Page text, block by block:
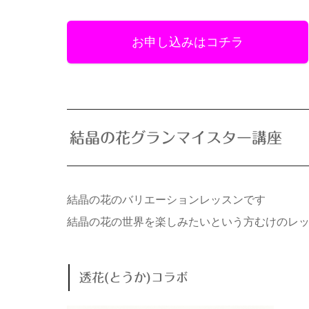
お申し込みはコチラ
結晶の花グランマイスター講座
結晶の花のバリエーションレッスンです
結晶の花の世界を楽しみたいという方むけのレ
透花(とうか)コラボ